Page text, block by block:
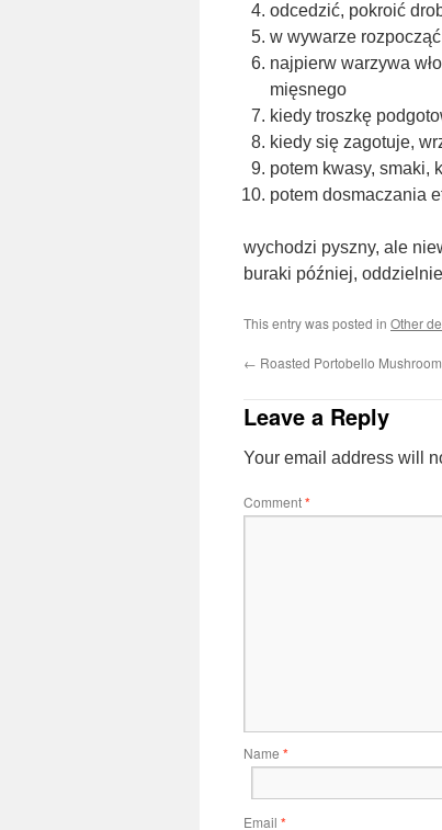
odcedzić, pokroić
w wywarze
najpierw warzywa
mięsnego
kiedy troszkę
kiedy się zagotuje,
potem kwasy, smaki,
potem dosmaczania
wychodzi pyszny, ale
buraki później,
This entry was posted in Other
← Roasted Portobello
Leave a Reply
Your email address will
Comment*
Name *
Email *